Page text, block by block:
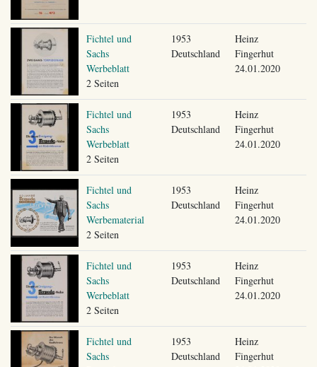
Fichtel und
Sachs
Werbeblatt
2 Seiten
1953
Deutschland
Heinz
Fingerhut
24.01.2020
Fichtel und
Sachs
Werbeblatt
2 Seiten
1953
Deutschland
Heinz
Fingerhut
24.01.2020
Fichtel und
Sachs
Werbematerial
2 Seiten
1953
Deutschland
Heinz
Fingerhut
24.01.2020
Fichtel und
Sachs
Werbeblatt
2 Seiten
1953
Deutschland
Heinz
Fingerhut
24.01.2020
Fichtel und
Sachs
1953
Deutschland
Heinz
Fingerhut